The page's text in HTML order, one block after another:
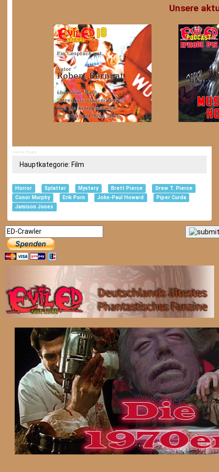
Unsere
Joomla Plugins
Hauptkategorie: Film
Horror Splatter Mystery Brett Pierce
Drew T. Pierce
Conor Murphy
Erik Porn John-Paul Howard
Piper Curda
Jamison Jones